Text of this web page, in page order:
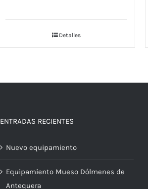
Detalles
ENTRADAS RECIENTES
Nuevo equipamiento
Equipamiento Mueso Dólmenes de
Antequera